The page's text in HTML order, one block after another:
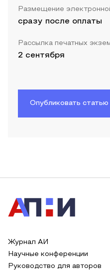
Размещение
сразу после оплаты
Рассылка печатных
2 сентября
Опубликовать статью
Журнал АИ
Научные конференции
Руководство для авторов